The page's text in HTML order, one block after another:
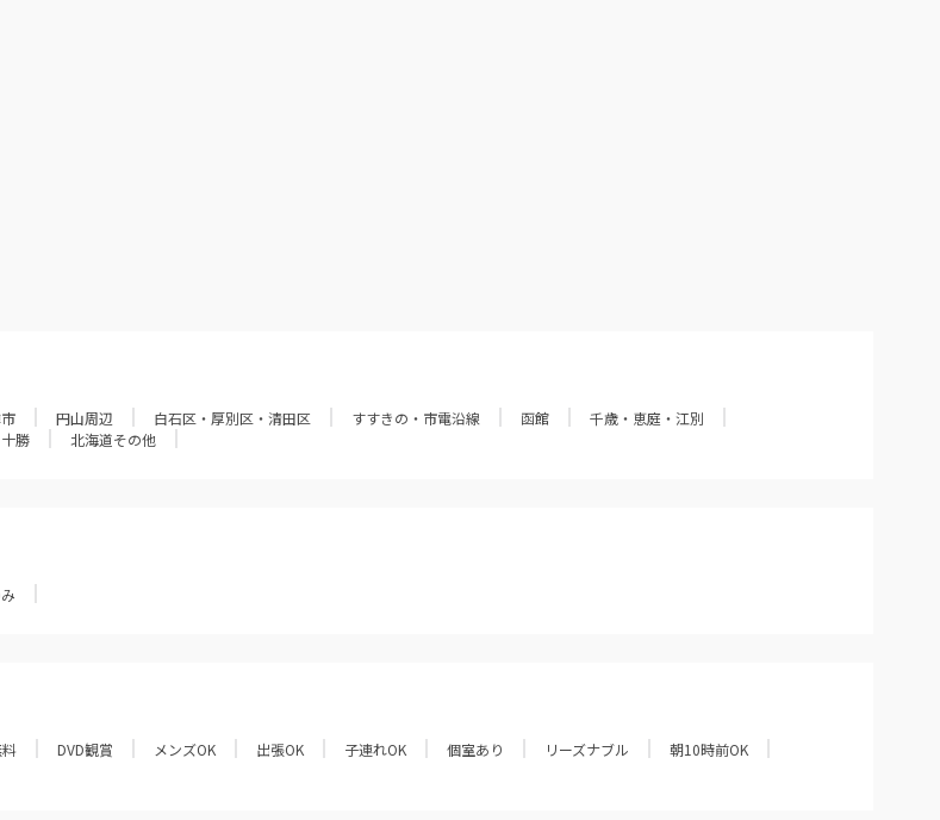
円山周辺 白石区・厚別区・清田区 すすきの・市電沿線 函館
千歳・恵庭・江別
勝 北海道その他
DVD観賞 メンズOK 出張OK 子連れOK 個室あり リーズナブル
朝10時前OK